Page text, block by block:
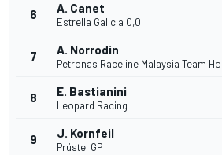
6 A. Canet
Estrella Galicia 0,0
7 A. Norrodin
Petronas Raceline Malaysia Team
8 E. Bastianini
Leopard Racing
9 J. Kornfeil
Prüstel GP